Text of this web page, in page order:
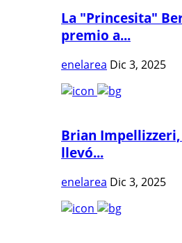
La "Princesita"
premio a...
enelarea Dic 3, 2025
Brian
llevó...
enelarea Dic 3, 2025